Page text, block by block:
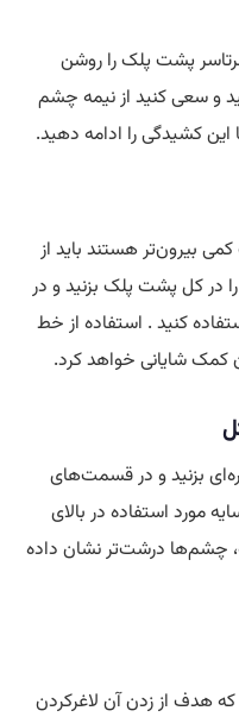
پشت پلک را روشن
و سعی کنید از نیمه چشم
کشیدگی را ادامه دهید.
بیرون‌تر هستند باید از
در کل پشت پلک بزنید و در
کنید . استفاده از خط
شایانی خواهد کرد.
بزنید و در قسمت‌های
مورد استفاده در بالای
چشم‌ها درشت‌تر نشان داده
که هدف از زدن آن لاغرکردن